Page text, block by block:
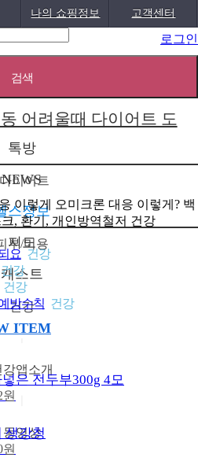
나의 쇼핑정보 고객센터
로그인
어려울때 다이어트 도
럼비아, 자연 분해되는
류진, 동해안 산불 피
] GS25, 워너브라더스와
05]
률 증가, 10대 청소년
내음 가득 제철나물,
지는 알레르기 비염 예
] 오뚜기, 브랜드 경험
28]
] GS25, 하이트진로와
[05-24]
탄수화물 끊기? 당류부
톡방
NEWS
스정보
지도
캐스트
다이어트
ㅣ
부/미용
ㅣ
건강
ㅣ
강앱소개
동영상
이렇게
오미크론 대응 이렇게? 백
, 환기, 개인방역철저 건강
요 건강
건강
건강
방수칙 건강
ITEM
은 전두부300g 4모
원
생강청
원